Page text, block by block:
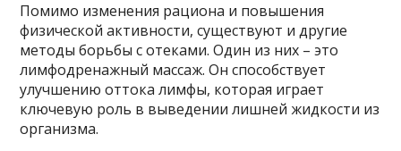
Помимо изменения рациона и повышения
физической активности, существуют и другие
методы борьбы с отеками. Один из них – это
лимфодренажный массаж. Он способствует
улучшению оттока лимфы, которая играет
ключевую роль в выведении лишней жидкости из
организма.